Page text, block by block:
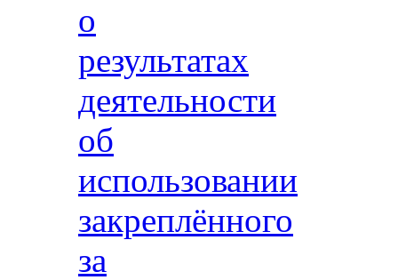
о
результатах
деятельности
об
использовании
закреплённого
за